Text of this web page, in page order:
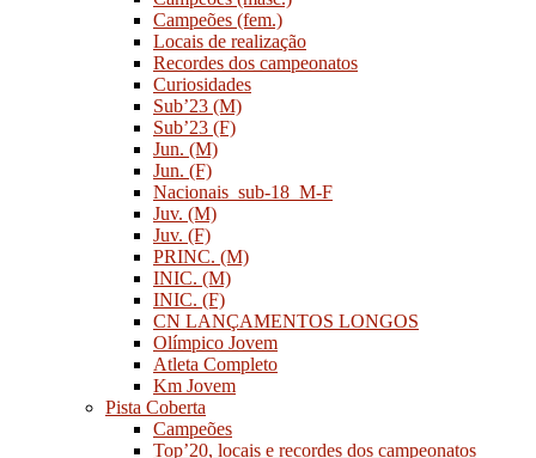
Campeões (fem.)
Locais de realização
Recordes dos campeonatos
Curiosidades
Sub’23 (M)
Sub’23 (F)
Jun. (M)
Jun. (F)
Nacionais_sub-18_M-F
Juv. (M)
Juv. (F)
PRINC. (M)
INIC. (M)
INIC. (F)
CN LANÇAMENTOS LONGOS
Olímpico Jovem
Atleta Completo
Km Jovem
Pista Coberta
Campeões
Top’20, locais e recordes dos campeonatos